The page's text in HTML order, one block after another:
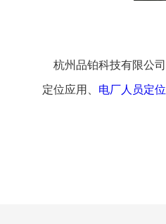
杭州品铂科技有限公司
定位应用、 电厂人员定位